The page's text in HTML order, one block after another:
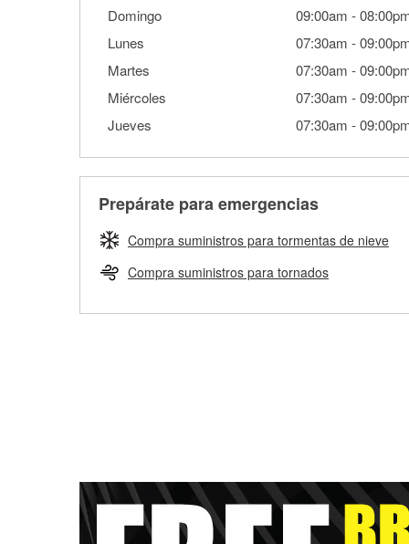
Domingo
09:00am -
Lunes
07:30am -
Martes
07:30am -
Miércoles
07:30am -
Jueves
07:30am -
Prepárate para emergencias
Compra suministros para tormentas de nieve
Compra suministros para tornados